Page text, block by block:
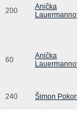
200
Anička
60
Anička
240 Šimon